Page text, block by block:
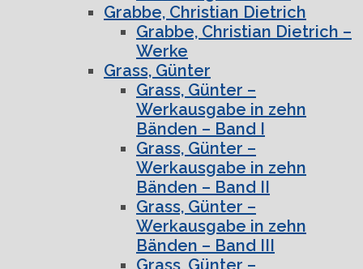
Grabbe, Christian Dietrich
Grabbe, Christian Dietrich –
Werke
Grass, Günter
Grass, Günter –
Werkausgabe in zehn
Bänden – Band I
Grass, Günter –
Werkausgabe in zehn
Bänden – Band II
Grass, Günter –
Werkausgabe in zehn
Bänden – Band III
Grass, Günter –